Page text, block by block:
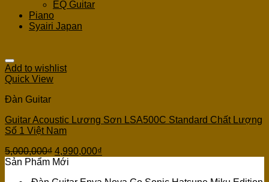
EQ Guitar
Piano
Syairi Japan
Add to wishlist
Quick View
Đàn Guitar
Guitar Acoustic Lương Sơn LSA500C Standard Chất Lượng
Số 1 Việt Nam
5,000,000₫ 4,990,000₫
Sản Phẩm Mới